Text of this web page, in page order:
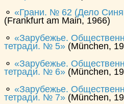
⚬
Грани. № 62 (Дело
(Frankfurt am Main, 1966)
⚬
Зарубежье.
тетради. № 5
(München,
⚬
Зарубежье.
тетради. № 6
(München,
⚬
Зарубежье.
тетради. № 7
(München,